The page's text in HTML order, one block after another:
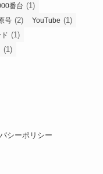
番台 (1)
号 (2) YouTube (1)
(1)
(1)
シーポリシー